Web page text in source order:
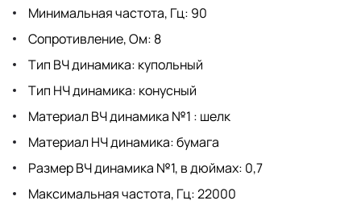
Минимальная частота, Гц: 90
Сопротивление, Ом: 8
Тип ВЧ динамика: купольный
Тип НЧ динамика: конусный
Материал ВЧ динамика №1 : шелк
Материал НЧ динамика: бумага
Размер ВЧ динамика №1, в дюймах: 0,7
Максимальная частота, Гц: 22000